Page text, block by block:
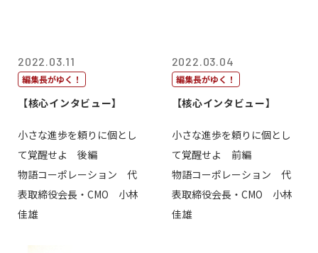
2022.03.11
編集長がゆく！
【核心インタビュー】
小さな進歩を頼りに個とし
て覚醒せよ 後編
物語コーポレーション 代
表取締役会長・CMO 小林
佳雄
2022.03.04
編集長がゆく！
【核心インタビュー】
小さな進歩を頼りに個とし
て覚醒せよ 前編
物語コーポレーション 代
表取締役会長・CMO 小林
佳雄